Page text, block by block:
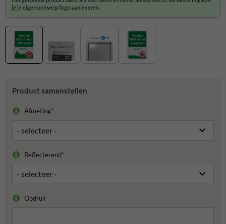
je je eigen ontwerp/logo aanleveren.
Product samenstellen
Afmeting*
Reflecterend*
Opdruk